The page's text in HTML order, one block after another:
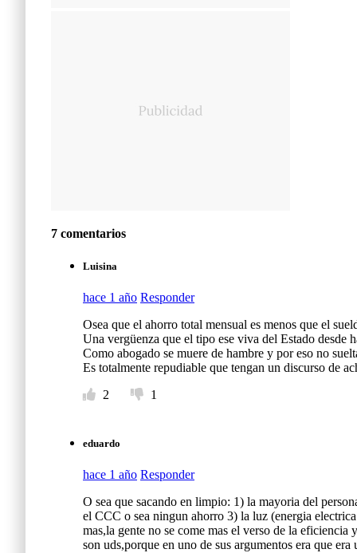
7 comentarios
Luisina
hace 1 año Responder
Osea que el ahorro total mensual es menos que el
Una vergüenza que el tipo ese viva del Estado desde
Como abogado se muere de hambre y por eso no
Es totalmente repudiable que tengan un discurso de
2
1
eduardo
hace 1 año Responder
O sea que sacando en limpio: 1) la mayoria del
el CCC o sea ningun ahorro 3) la luz (energia
mas,la gente no se come mas el verso de la
son uds,porque en uno de sus argumentos era que